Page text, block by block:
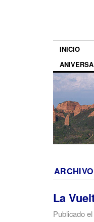
INICIO
La
Publicado el